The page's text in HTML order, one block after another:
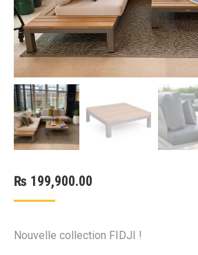
₨ 199,900.00
Nouvelle collection FIDJI !